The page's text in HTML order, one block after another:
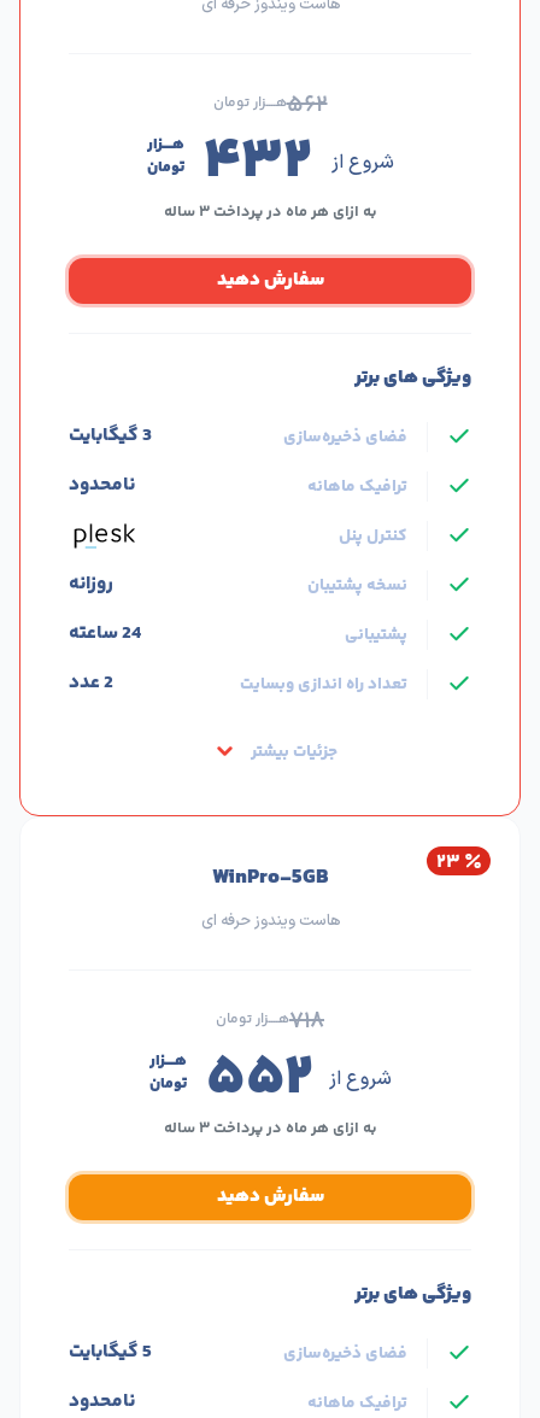
۵۶۲هــــزار تومان
شروع از ۴۳۲
هــــزار
تومان
به ازای هر ماه در پرداخت ۳ ساله
سفارش دهید
ویژگی های برتر
فضای ذخیره‌سازی 3 گیگابایت
ترافیک ماهانه نامحدود
کنترل پنل
نسخه پشتیبان
روزانه
پشتیبانی 24 ساعته
تعداد راه اندازی وبسایت 2 عدد
جزئیات بیشتر
۲۳ WinPro-5GB
هاست ویندوز حرفه ای
۷۱۸هــــزار تومان
شروع از ۵۵۲
هــــزار
تومان
به ازای هر ماه در پرداخت ۳ ساله
سفارش دهید
ویژگی های برتر
فضای ذخیره‌سازی 5 گیگابایت
ترافیک ماهانه نامحدود